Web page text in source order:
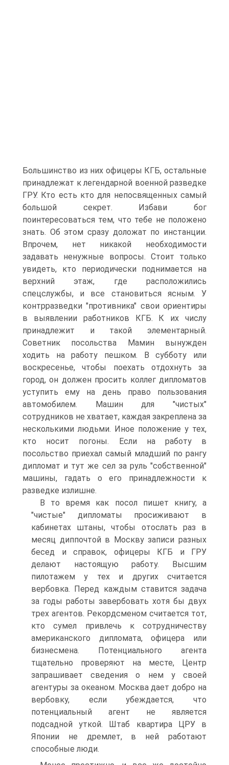
Большинство из них офицеры КГБ, остальные
принадлежат к легендарной военной разведке
ГРУ. Кто есть кто для непосвященных самый
большой секрет. Избави бог
поинтересоваться тем, что тебе не положено
знать. Об этом сразу доложат по инстанции.
Впрочем, нет никакой необходимости
задавать ненужные вопросы. Стоит только
увидеть, кто периодически поднимается на
верхний этаж, где расположились
спецслужбы, и все становиться ясным. У
контрразведки "противника" свои ориентиры
в выявлении работников КГБ. К их числу
принадлежит и такой элементарный.
Советник посольства Мамин вынужден
ходить на работу пешком. В субботу или
воскресенье, чтобы поехать отдохнуть за
город, он должен просить коллег дипломатов
уступить ему на день право пользования
автомобилем. Машин для "чистых"
сотрудников не хватает, каждая закреплена за
несколькими людьми. Иное положение у тех,
кто носит погоны. Если на работу в
посольство приехал самый младший по рангу
дипломат и тут же сел за руль "собственной"
машины, гадать о его принадлежности к
разведке излишне.
В то время как посол пишет книгу, а
"чистые" дипломаты просиживают в
кабинетах штаны, чтобы отослать раз в
месяц диппочтой в Москву записи разных
бесед и справок, офицеры КГБ и ГРУ
делают настоящую работу. Высшим
пилотажем у тех и других считается
вербовка. Перед каждым ставится задача
за годы работы завербовать хотя бы двух
трех агентов. Рекордсменом считается тот,
кто сумел привлечь к сотрудничеству
американского дипломата, офицера или
бизнесмена. Потенциального агента
тщательно проверяют на месте, Центр
запрашивает сведения о нем у своей
агентуры за океаном. Москва дает добро на
вербовку, если убеждается, что
потенциальный агент не является
подсадной уткой. Штаб квартира ЦРУ в
Японии не дремлет, в ней работают
способные люди.